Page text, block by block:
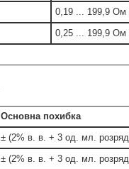
0,19 ... 199,9 Ом
0,25 ... 199,9 Ом
Основна похибка
± (2% в. в. + 3 од. мл.
± (2% в. в. + 3 од. мл.